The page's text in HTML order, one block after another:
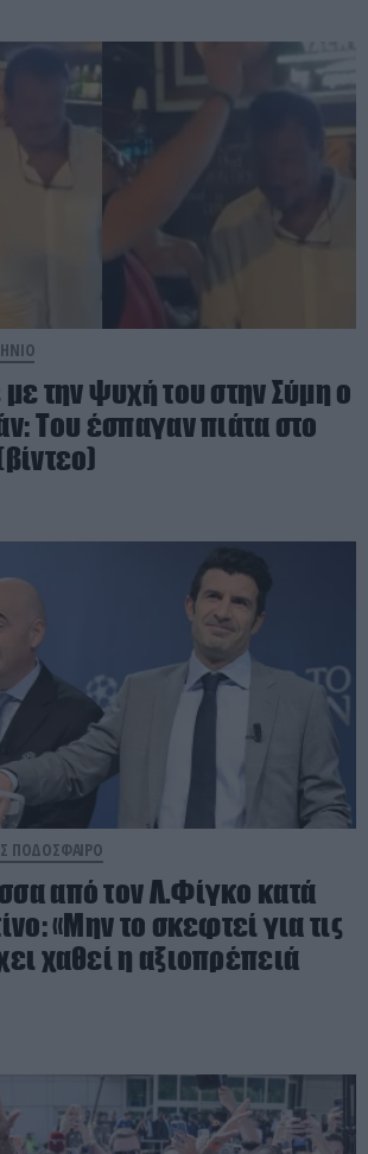
την ψυχή του στην Σύμη ο
Του έσπαγαν πιάτα στο
ΠΟΔΟΣΦΑΙΡΟ
από τον Λ.Φίγκο κατά
«Μην το σκεφτεί για τις
χαθεί η αξιοπρέπειά